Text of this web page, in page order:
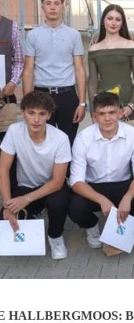
HALLBERGMOOS:
Hallbergmoos-
und das spürt
den sehr lebendigen
zeigt sich immer
am 24.10.25